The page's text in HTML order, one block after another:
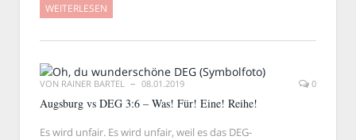
WEITERLESEN
VON RAINER BARTEL 08.01.2019 0
Augsburg vs DEG 3:6 – Was! Für! Eine! Reihe!
Es wird unfair. Es wird unfair, weil es das DEG-